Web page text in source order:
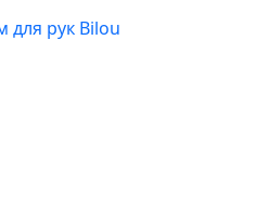
для рук Bilou